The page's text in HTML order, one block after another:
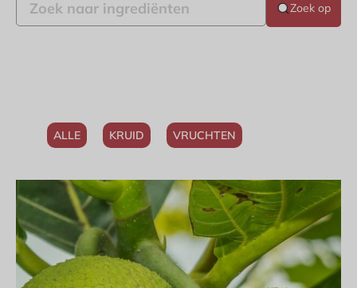
Zoek op
ALLE KRUID VRUCHTEN